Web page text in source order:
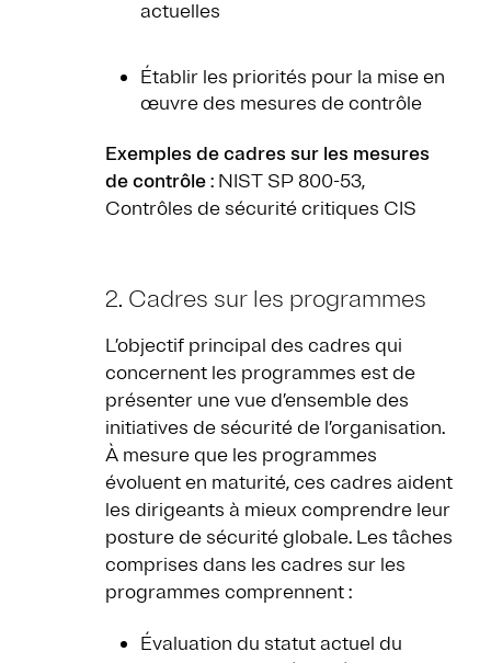
actuelles
Établir les priorités pour la mise en
œuvre des mesures de contrôle
Exemples de cadres sur les mesures
de contrôle: NIST SP 800-53,
Contrôles de sécurité critiques CIS
2. Cadres sur les programmes
L’objectif principal des cadres qui
concernent les programmes est de
présenter une vue d’ensemble des
initiatives de sécurité de l’organisation.
À mesure que les programmes
évoluent en maturité, ces cadres aident
les dirigeants à mieux comprendre leur
posture de sécurité globale. Les tâches
comprises dans les cadres sur les
programmes comprennent :
Évaluation du statut actuel du